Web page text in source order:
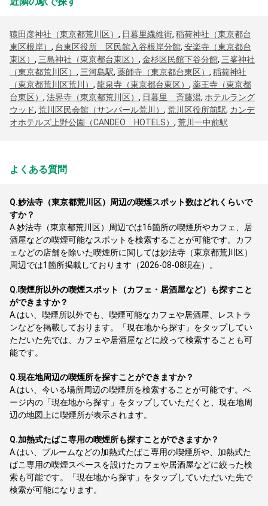
猿田彦神社（東京都荒川区） , 日暮里繊維街, 稲荷神社（東京都台
東区根岸） , 台東区役所 区民館入谷根岸分館, 安楽寺（東京都台
東区） , 三島神社（東京都台東区） , 金杉区民館下谷分館, 三峯神社
（東京都荒川区） , 三河島駅, 薬師寺（東京都台東区） , 稲荷神社
（東京都荒川区荒川） , 龍泉寺（東京都台東区） , 薬王寺（東京都
台東区） , 法界寺（東京都荒川区） , 日暮里 斉藤湯, ホテルラング
ウッド, 荒川区民会館（サンパール荒川） , 荒川区役所前駅, カンデ
オホテルズ上野公園（CANDEO HOTELS） , 荒川一中前駅
よくある質問
Q.妙法寺（東京都荒川区）周辺の喫煙スポット数はどれくらいで
すか？
A.妙法寺（東京都荒川区）周辺では16箇所の喫煙所やカフェ、居
酒屋などの喫煙可能なスポットを検索することが可能です。カフ
ェなどの店舗を除いた喫煙所に関しては妙法寺（東京都荒川区）
周辺では1箇所掲載しております（2026-08-08現在）。
Q.喫煙所以外の喫煙スポット（カフェ・居酒屋など）も探すこと
ができますか？
A. はい、喫煙所以外でも、喫煙可能なカフェや居酒屋、レストラ
ンなどを掲載しております。「現在地から探す」をタップしてい
ただいた先では、カフェや居酒屋などに絞って検索することも可
能です。
Q.現在地周辺の喫煙所を探すことができますか？
A. はい、今いる場所周辺の喫煙所を検索することが可能です。ペ
ージ内の「現在地から探す」をタップしていただくと、現在地周
辺の地図上に喫煙所が表示されます。
Q.加熱式たばこ専用の喫煙所も探すことができますか？
A. はい、プルームなどの加熱式たばこ専用の喫煙所や、加熱式た
ばこ専用の喫煙スペースを設けたカフェや居酒屋などに絞った検
索も可能です。「現在地から探す」をタップしていただいた先で
検索が可能になります。